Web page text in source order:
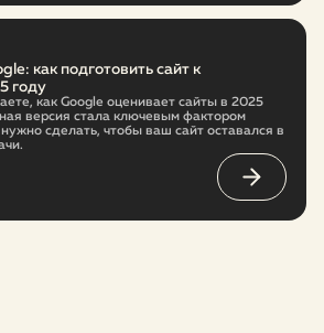
как подготовить сайт к
году
как Google оценивает сайты в 2025
версия стала ключевым фактором
сделать, чтобы ваш сайт оставался в